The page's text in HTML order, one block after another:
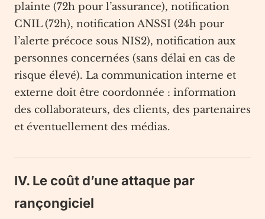
plainte (72h pour l’assurance), notification
CNIL (72h), notification ANSSI (24h pour
l’alerte précoce sous NIS2), notification aux
personnes concernées (sans délai en cas de
risque élevé). La communication interne et
externe doit être coordonnée : information
des collaborateurs, des clients, des partenaires
et éventuellement des médias.
IV. Le coût d’une attaque par
rançongiciel